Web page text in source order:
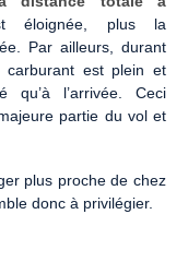
éloignée, plus la
Par ailleurs, durant
carburant est plein et
qu’à l’arrivée. Ceci
partie du vol et
plus proche de chez
donc à privilégier.